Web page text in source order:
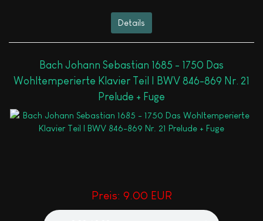
Details
Bach Johann Sebastian 1685 - 1750 Das
Wohltemperierte Klavier Teil I BWV 846-869 Nr. 21
Prelude + Fuge
Preis: 9.00 EUR